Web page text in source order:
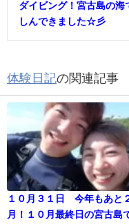
ダイビング！宮古島の海
しんできました☆彡
体験日記の関連記事
１０月３１日 今年もあと
月！１０月最終日の宮古島